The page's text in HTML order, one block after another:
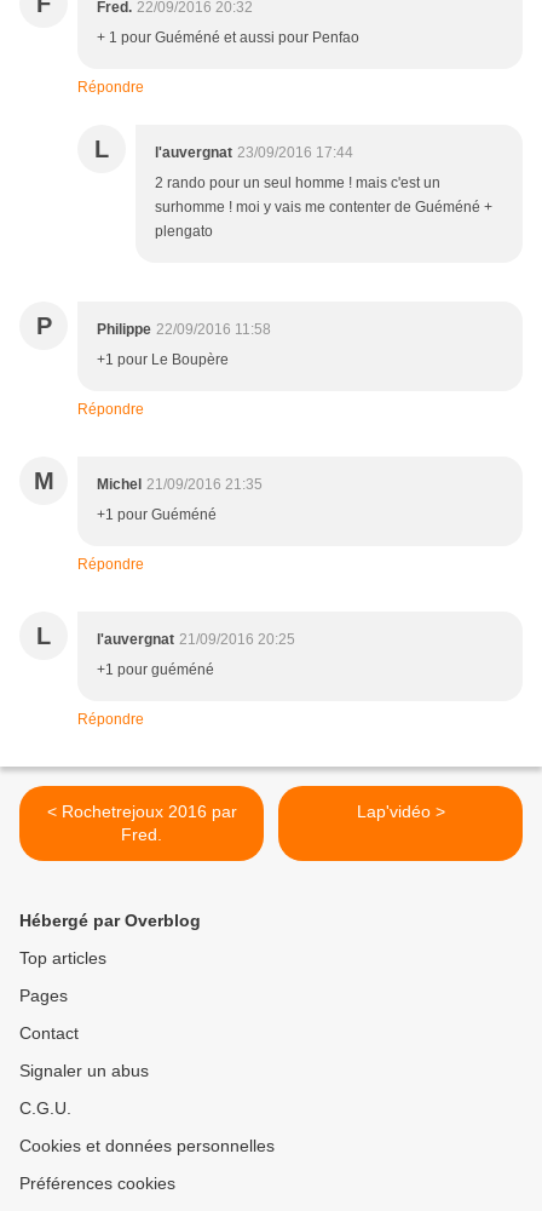
Fred. 22/09/2016 20:32
+ 1 pour Guéméné et aussi pour Penfao
Répondre
L l'auvergnat 23/09/2016 17:44
2 rando pour un seul homme ! mais c'est un
surhomme ! moi y vais me contenter de Guéméné +
plengato
P Philippe 22/09/2016 11:58
+1 pour Le Boupère
Répondre
M Michel 21/09/2016 21:35
+1 pour Guéméné
Répondre
L l'auvergnat 21/09/2016 20:25
+1 pour guéméné
Répondre
< Rochetrejoux 2016 par
Fred.
Lap'vidéo >
Hébergé par Overblog
Top articles
Pages
Contact
Signaler un abus
C.G.U.
Cookies et données personnelles
Préférences cookies